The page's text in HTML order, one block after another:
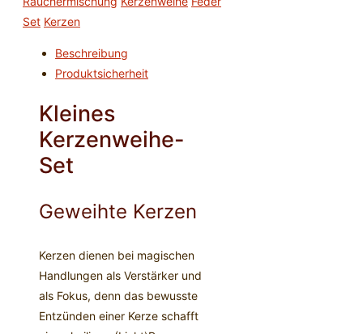
Set Kerzen
Beschreibung
Produktsicherheit
Kleines
Kerzenweihe-
Set
Geweihte Kerzen
Kerzen dienen bei magischen
Handlungen als Verstärker und
als Fokus, denn das bewusste
Entzünden einer Kerze schafft